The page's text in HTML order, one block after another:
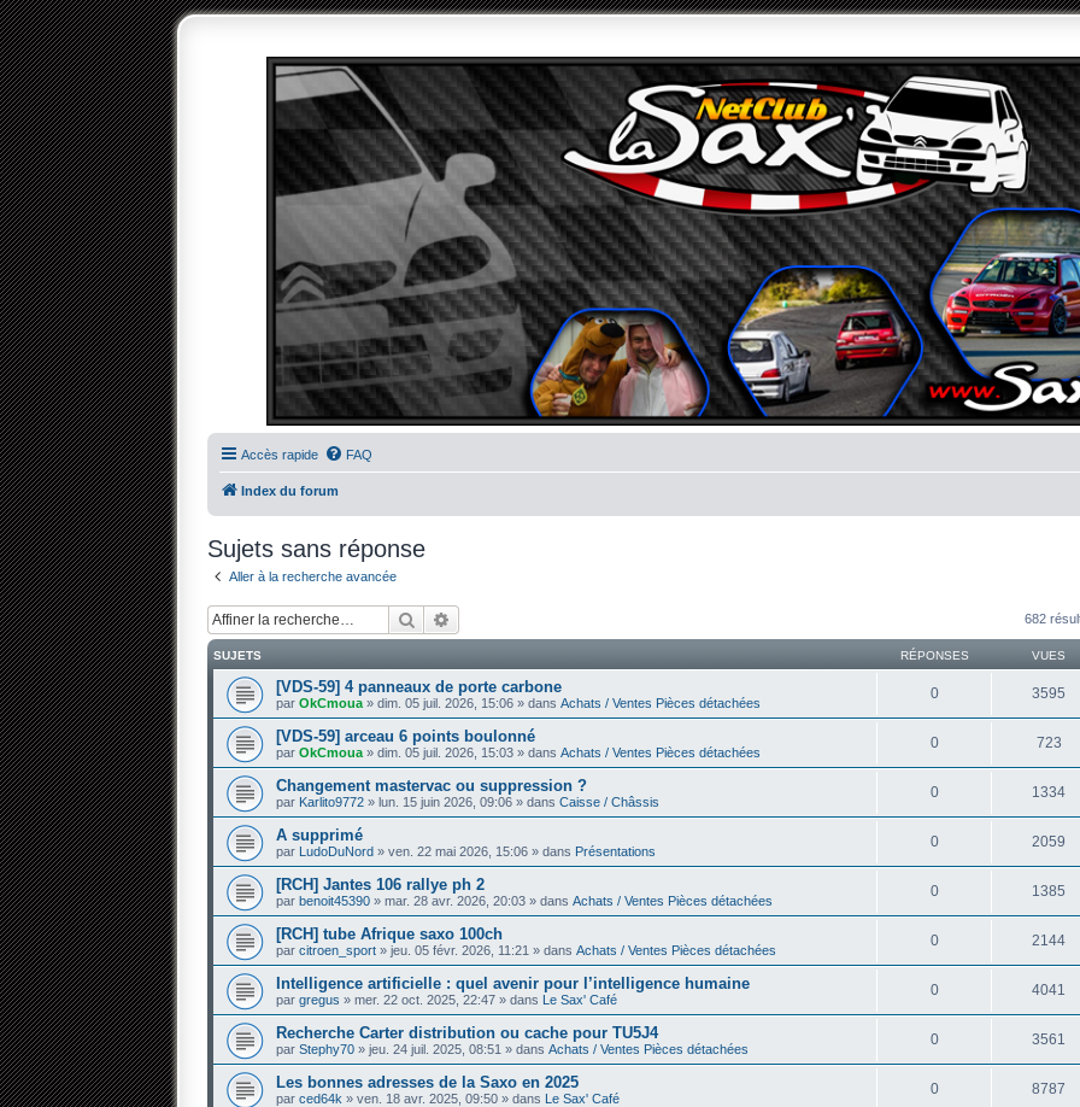
Accès rapide FAQ
Index du forum
Sujets sans réponse
Aller à la recherche avancée
Rechercher 682
SUJETS RÉPONSES VUES
[VDS-59] 4 panneaux de porte carbone
par OkCmoua » dim. 05 juil. 2026, 15:06 » dans Achats / Ventes Pièces détachées
0 3595
[VDS-59] arceau 6 points boulonné
par OkCmoua » dim. 05 juil. 2026, 15:03 » dans Achats / Ventes Pièces détachées
0 723
Changement mastervac ou suppression ?
par Karlito9772 » lun. 15 juin 2026, 09:06 » dans Caisse / Châssis
0 1334
A supprimé
par LudoDuNord » ven. 22 mai 2026, 15:06 » dans Présentations
0 2059
[RCH] Jantes 106 rallye ph 2
par benoit45390 » mar. 28 avr. 2026, 20:03 » dans Achats / Ventes Pièces détachées
0 1385
[RCH] tube Afrique saxo 100ch
par citroen_sport » jeu. 05 févr. 2026, 11:21 » dans Achats / Ventes Pièces détachées
0 2144
Intelligence artificielle : quel avenir pour l’intelligence humaine
par gregus » mer. 22 oct. 2025, 22:47 » dans Le Sax' Café
0 4041
Recherche Carter distribution ou cache pour TU5J4
par Stephy70 » jeu. 24 juil. 2025, 08:51 » dans Achats / Ventes Pièces détachées
0 3561
Les bonnes adresses de la Saxo en 2025
par ced64k » ven. 18 avr. 2025, 09:50 » dans Le Sax' Café
0 8787